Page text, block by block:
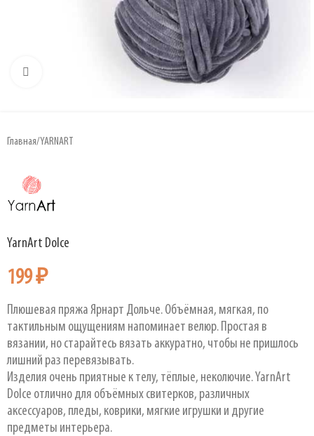
Главная/YARNART
YarnArt Dolce
199₽
Плюшевая пряжа Ярнарт Дольче. Объёмная, мягкая, по
тактильным ощущениям напоминает велюр. Простая в
вязании, но старайтесь вязать аккуратно, чтобы не пришлось
лишний раз перевязывать.
Изделия очень приятные к телу, тёплые, неколючие. YarnArt
Dolce отлично для объёмных свитерков, различных
аксессуаров, пледы, коврики, мягкие игрушки и другие
предметы интерьера.